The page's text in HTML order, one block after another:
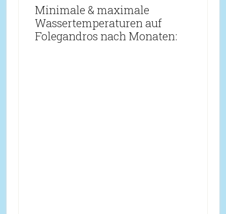
Minimale & maximale
Wassertemperaturen auf
Folegandros nach Monaten: